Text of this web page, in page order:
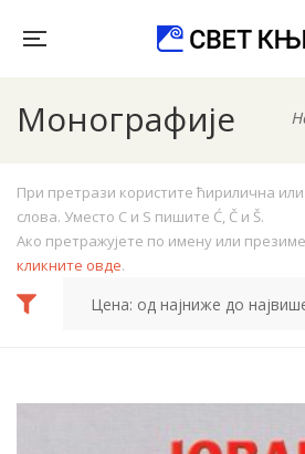
Монографије
При претрази користите ћирилична
слова. Уместо C и S пишите Ć, Č и Š.
Ако претражујете по имену или
кликните овде.